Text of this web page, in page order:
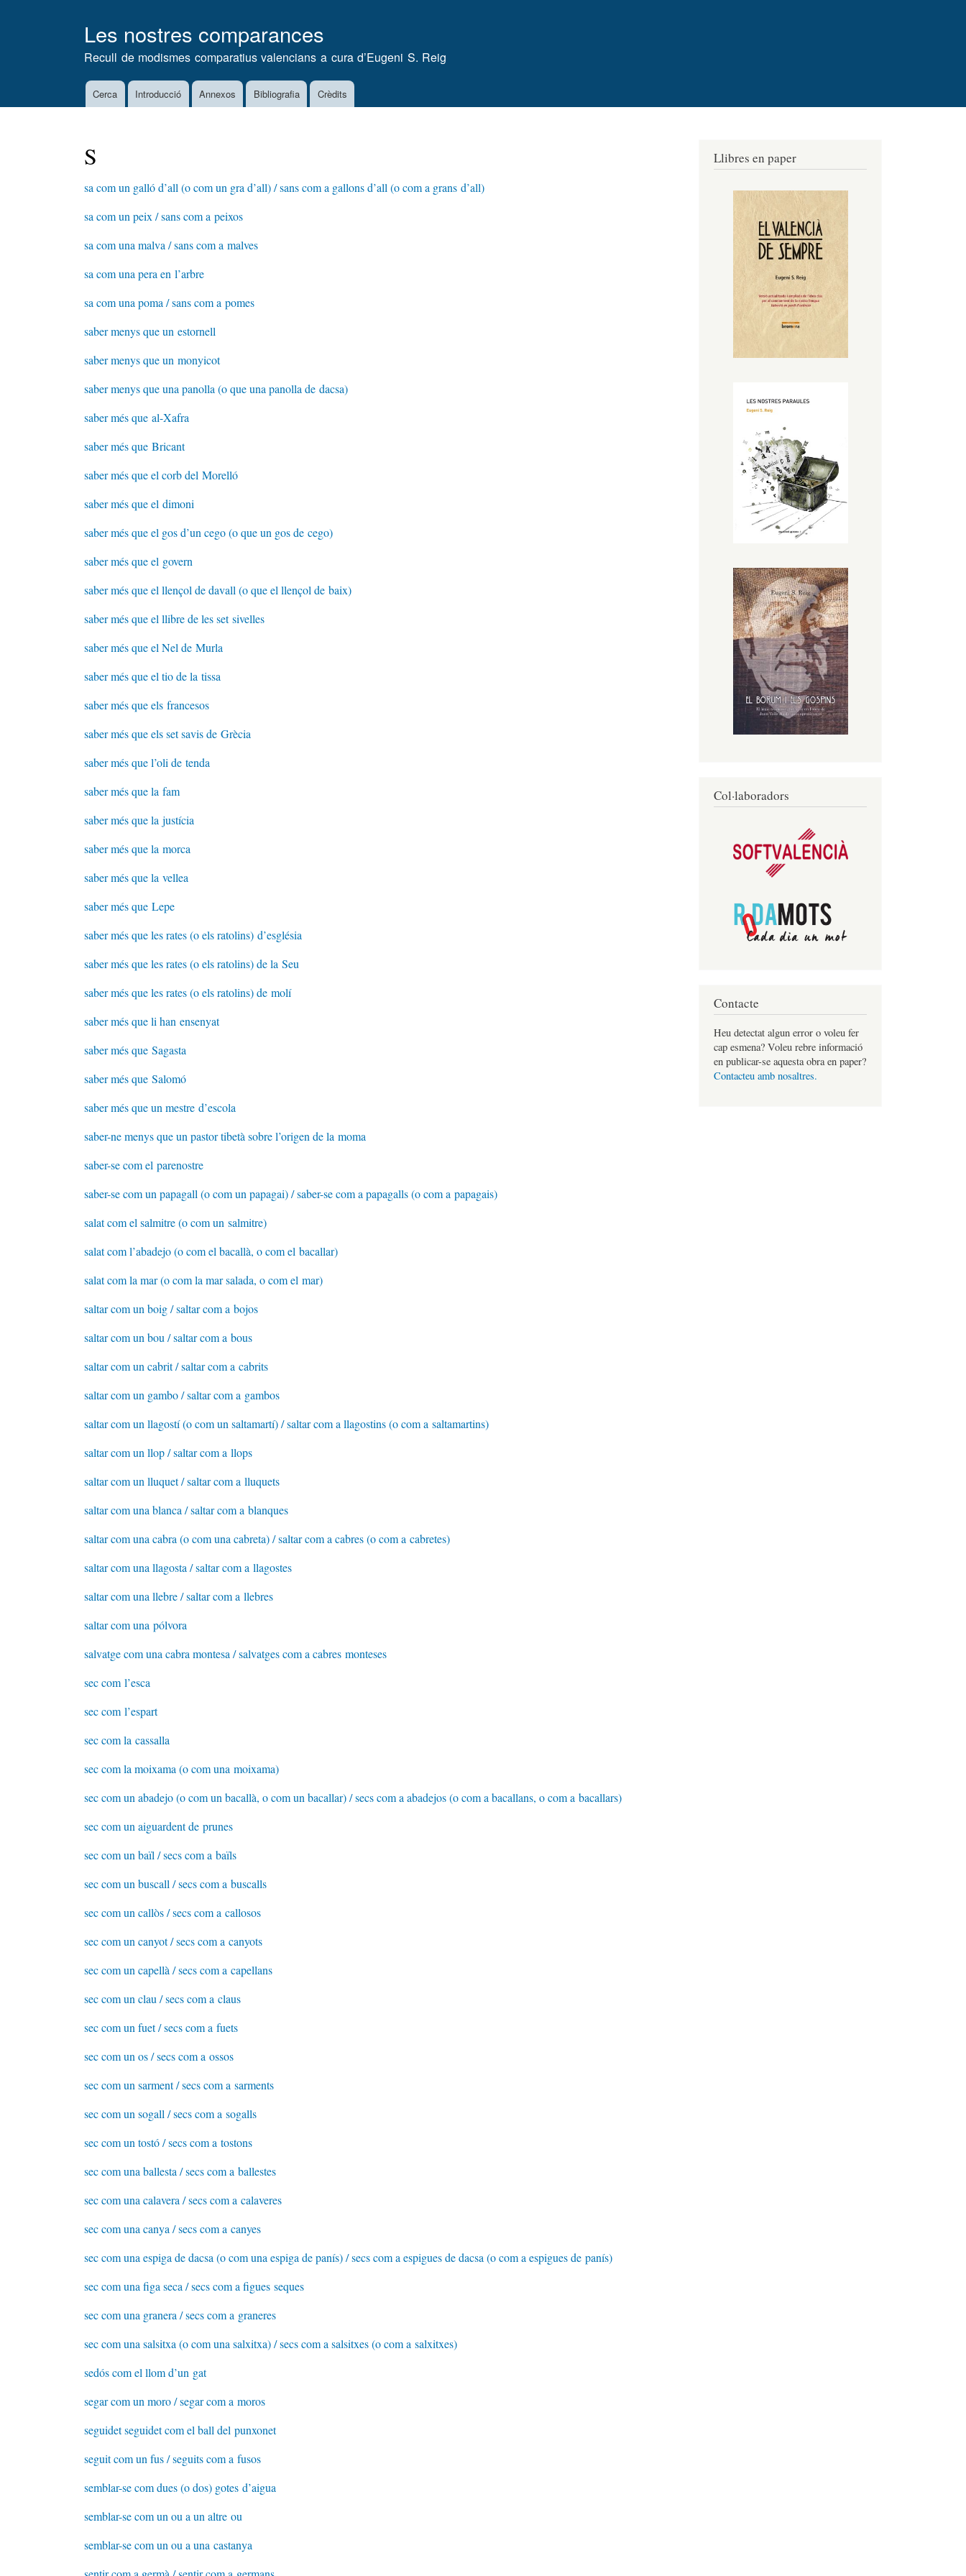
Les nostres comparances
Recull de modismes comparatius valencians a cura d’Eugeni S. Reig
MainCerca Introducció Annexos Bibliografia Crèdits
S
sa com un galló d’all (o com un gra d’all) / sans com a gallons d’all (o com a grans d’all)
sa com un peix / sans com a peixos
sa com una malva / sans com a malves
sa com una pera en l’arbre
sa com una poma / sans com a pomes
saber menys que un estornell
saber menys que un monyicot
saber menys que una panolla (o que una panolla de dacsa)
saber més que al-Xafra
saber més que Bricant
saber més que el corb del Morelló
saber més que el dimoni
saber més que el gos d’un cego (o que un gos de cego)
saber més que el govern
saber més que el llençol de davall (o que el llençol de baix)
saber més que el llibre de les set sivelles
saber més que el Nel de Murla
saber més que el tio de la tissa
saber més que els francesos
saber més que els set savis de Grècia
saber més que l’oli de tenda
saber més que la fam
saber més que la justícia
saber més que la morca
saber més que la vellea
saber més que Lepe
saber més que les rates (o els ratolins) d’església
saber més que les rates (o els ratolins) de la Seu
saber més que les rates (o els ratolins) de molí
saber més que li han ensenyat
saber més que Sagasta
saber més que Salomó
saber més que un mestre d’escola
saber-ne menys que un pastor tibetà sobre l’origen de la moma
saber-se com el parenostre
saber-se com un papagall (o com un papagai) / saber-se com a papagalls (o com a papagais)
salat com el salmitre (o com un salmitre)
salat com l’abadejo (o com el bacallà, o com el bacallar)
salat com la mar (o com la mar salada, o com el mar)
saltar com un boig / saltar com a bojos
saltar com un bou / saltar com a bous
saltar com un cabrit / saltar com a cabrits
saltar com un gambo / saltar com a gambos
saltar com un llagostí (o com un saltamartí) / saltar com a llagostins (o com a saltamartins)
saltar com un llop / saltar com a llops
saltar com un lluquet / saltar com a lluquets
saltar com una blanca / saltar com a blanques
saltar com una cabra (o com una cabreta) / saltar com a cabres (o com a cabretes)
saltar com una llagosta / saltar com a llagostes
saltar com una llebre / saltar com a llebres
saltar com una pólvora
salvatge com una cabra montesa / salvatges com a cabres monteses
sec com l’esca
sec com l’espart
sec com la cassalla
sec com la moixama (o com una moixama)
sec com un abadejo (o com un bacallà, o com un bacallar) / secs com a abadejos (o com a bacallans, o com a bacallars)
sec com un aiguardent de prunes
sec com un baïl / secs com a baïls
sec com un buscall / secs com a buscalls
sec com un callòs / secs com a callosos
sec com un canyot / secs com a canyots
sec com un capellà / secs com a capellans
sec com un clau / secs com a claus
sec com un fuet / secs com a fuets
sec com un os / secs com a ossos
sec com un sarment / secs com a sarments
sec com un sogall / secs com a sogalls
sec com un tostó / secs com a tostons
sec com una ballesta / secs com a ballestes
sec com una calavera / secs com a calaveres
sec com una canya / secs com a canyes
sec com una espiga de dacsa (o com una espiga de panís) / secs com a espigues de dacsa (o com a espigues de panís)
sec com una figa seca / secs com a figues seques
sec com una granera / secs com a graneres
sec com una salsitxa (o com una salxitxa) / secs com a salsitxes (o com a salxitxes)
sedós com el llom d’un gat
segar com un moro / segar com a moros
seguidet seguidet com el ball del punxonet
seguit com un fus / seguits com a fusos
semblar-se com dues (o dos) gotes d’aigua
semblar-se com un ou a un altre ou
semblar-se com un ou a una castanya
Llibres en paper
Col·laboradors
Contacte
Heu detectat algun error o voleu fer
cap esmena? Voleu rebre informació
en publicar-se aquesta obra en paper?
Contacteu amb nosaltres.